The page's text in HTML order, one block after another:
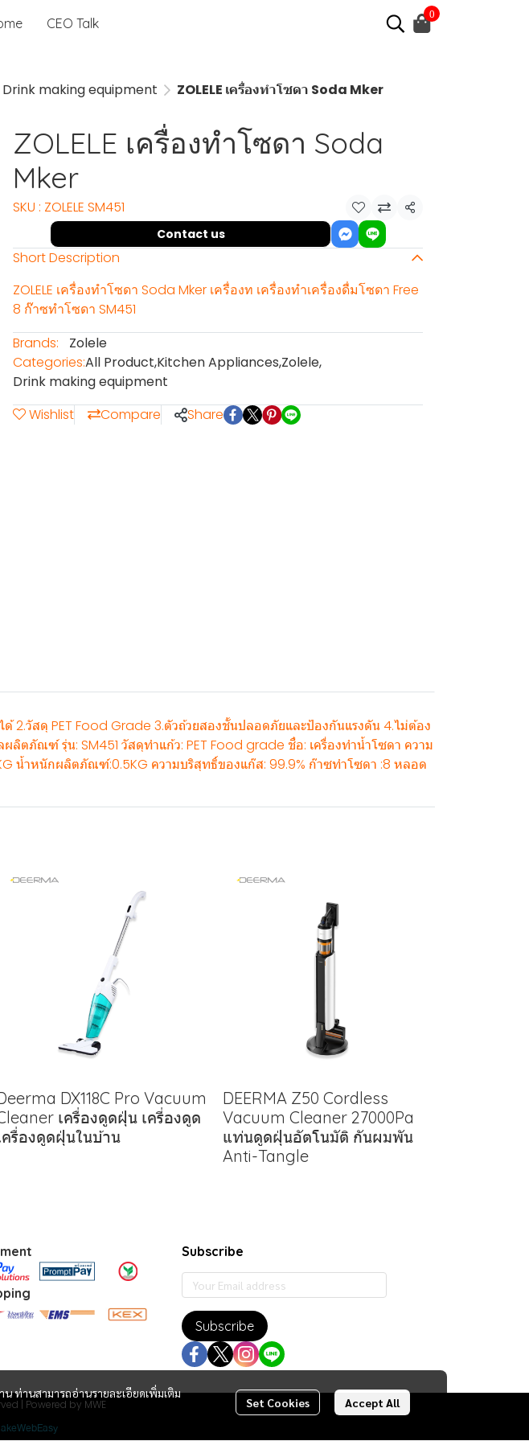
CEO Talk
0
Drink making equipment ZOLELE เครื่องทำโซดา Soda Mker
ZOLELE เครื่องทำโซดา Soda
Mker
SKU : ZOLELE SM451
Share
Contact us
Short Description
ZOLELE เครื่องทำโซดา Soda Mker เครื่องท เครื่องทำเครื่องดื่มโซดา Free
8 ก๊าซทำโซดา SM451
Brands:
Zolele
Categories:All Product,Kitchen Appliances,Zolele,
Drink making equipment
Wishlist
Compare Share
ได้ 2.วัสดุ PET Food Grade 3.ตัวถ้วยสองชั้นปลอดภัยและป้องกันแรงดัน 4.ไม่ต้อง
ตภัณฑ์ รุ่น: SM451 วัสดุทำแก้ว: PET Food grade ชื่อ: เครื่องทำน้ำโซดา ความ
น้ำหนักผลิตภัณฑ์:0.5KG ความบริสุทธิ์ของแก๊ส: 99.9% ก๊าซทำโซดา :8 หลอด
DX118C Pro Vacuum
เครื่องดูดฝุ่น เครี่องดูด
ครื่องดูดฝุ่นในบ้าน
DEERMA Z50 Cordless
Vacuum Cleaner 27000Pa
แท่นดูดฝุ่นอัตโนมัติ กันผมพัน
Anti-Tangle
ท่านสามารถอ่านรายละเอียดเพิ่มเติม
Set Cookies Accept All
Subscribe
Subscribe
| Powered by MWE